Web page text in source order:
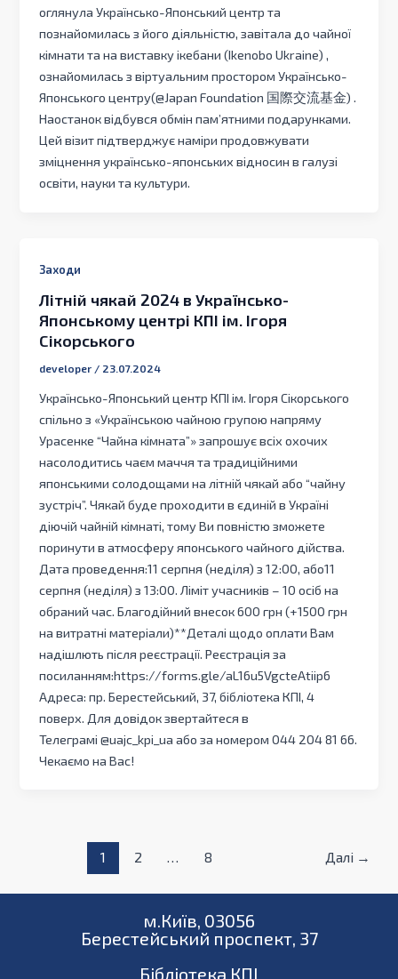
оглянула Українсько-Японський центр та
познайомилась з його діяльністю, завітала до чайної
кімнати та на виставку ікебани (Ikenobo Ukraine) ,
ознайомилась з віртуальним простором Українсько-
Японського центру(@Japan Foundation 国際交流基金) .
Наостанок відбувся обмін пам’ятними подарунками.
Цей візит підтверджує наміри продовжувати
зміцнення українсько-японських відносин в галузі
освіти, науки та культури.
Заходи
Літній чякай 2024 в Українсько-
Японському центрі КПІ ім. Ігоря
Сікорського
developer / 23.07.2024
Українсько-Японський центр КПІ ім. Ігоря Сікорського
спільно з «Українською чайною групою напряму
Урасенке “Чайна кімната”» запрошує всіх охочих
насолодитись чаєм маччя та традиційними
японськими солодощами на літній чякай або “чайну
зустріч”. Чякай буде проходити в єдиній в Україні
діючій чайній кімнаті, тому Ви повністю зможете
поринути в атмосферу японського чайного дійства.
Дата проведення:11 серпня (неділя) з 12:00, або11
серпня (неділя) з 13:00. Ліміт учасників – 10 осіб на
обраний час. Благодійний внесок 600 грн (+1500 грн
на витратні матеріали)**Деталі щодо оплати Вам
надішлють після реєстрації. Реєстрація за
посиланням:https://forms.gle/aL16u5VgcteAtiip6
Адреса: пр. Берестейський, 37, бібліотека КПІ, 4
поверх. Для довідок звертайтеся в
Телеграмі @uajc_kpi_ua або за номером 044 204 81 66.
Чекаємо на Вас!
1 2 8 Далі →
м.Київ, 03056
Берестейський проспект, 37
Бібліотека КПІ